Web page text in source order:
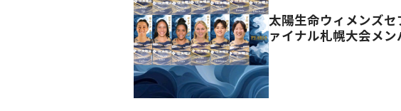
太陽生命ウィメンズ
ァイナル札幌大会メン